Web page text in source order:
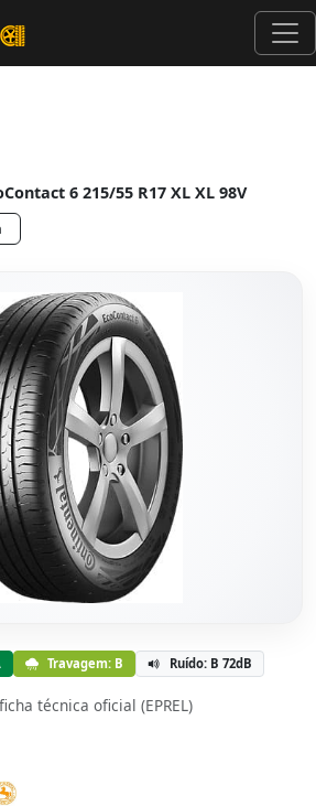
6 215/55 R17 XL XL 98V
Travagem: B Ruído: B 72dB
técnica oficial (EPREL)